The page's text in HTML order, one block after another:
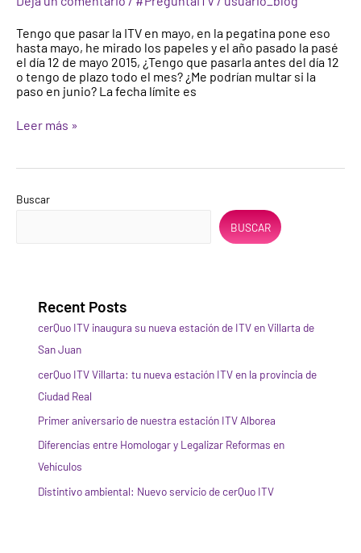
Tengo que pasar la ITV en mayo, en la pegatina pone eso
hasta mayo, he mirado los papeles y el año pasado la pasé
el día 12 de mayo 2015, ¿Tengo que pasarla antes del día 12
o tengo de plazo todo el mes? ¿Me podrían multar si la
paso en junio? La fecha límite es
técnica
mi
vehículo
o
ITV?
Leer más »
Buscar
BUSCAR
Recent Posts
cerQuo ITV inaugura su nueva estación de ITV en Villarta de
San Juan
cerQuo ITV Villarta: tu nueva estación ITV en la provincia de
Ciudad Real
Primer aniversario de nuestra estación ITV Alborea
Diferencias entre Homologar y Legalizar Reformas en
Vehículos
Distintivo ambiental: Nuevo servicio de cerQuo ITV